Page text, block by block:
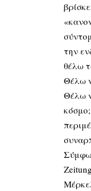
την
θέλω
Θέλω
Θέλω